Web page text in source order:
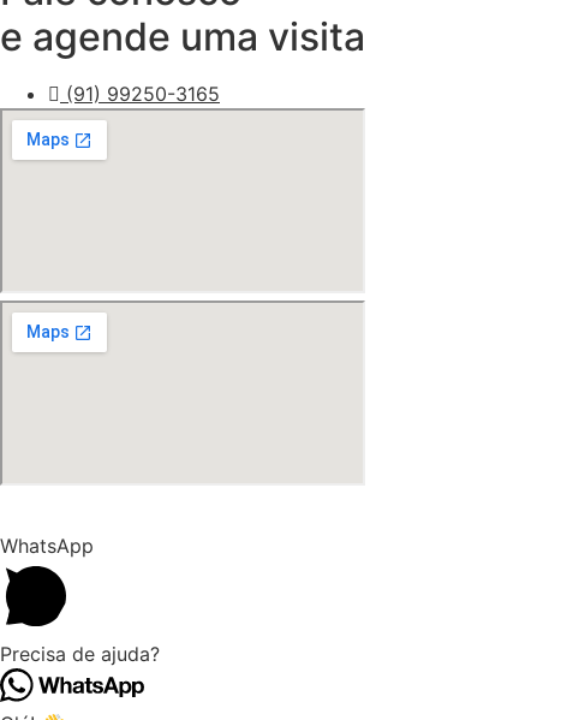
e agende uma visita
(91) 99250-3165
WhatsApp
Precisa de ajuda?